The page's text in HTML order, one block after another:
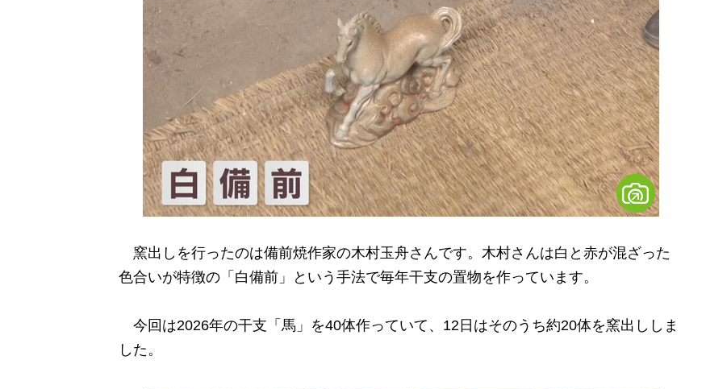
窯出しを行ったのは備前焼作家の木村玉舟さんです。木村さんは白と赤が混ざった
色合いが特徴の「白備前」という手法で毎年干支の置物を作っています。
今回は2026年の干支「馬」を40体作っていて、12日はそのうち約20体を窯出ししま
した。